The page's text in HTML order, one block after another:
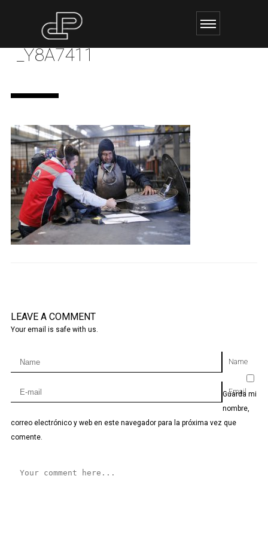
_Y8A7411
LEAVE A COMMENT
Your email is safe with us.
Name
Email
Guarda mi
nombre,
correo electrónico y web en este navegador para la próxima vez que
comente.